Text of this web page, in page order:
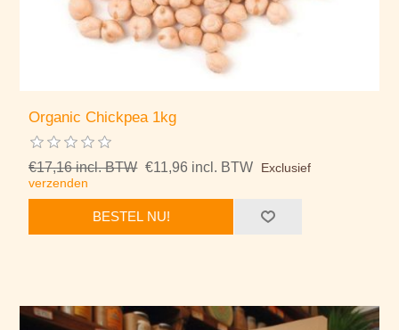
Organic Chickpea 1kg
€17,16 incl. BTW €11,96 incl. BTW
Exclusief
verzenden
BESTEL NU!